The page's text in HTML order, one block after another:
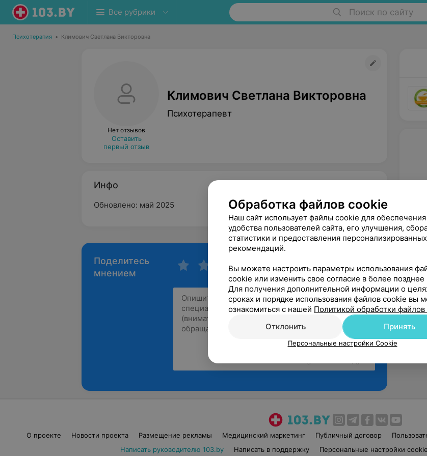
Все рубрики Поиск по сайту
Психотерапия • Климович Светлана Викторовна
Нет отзывов
Оставить
первый отзыв
Климович Светлана Викторовна
Психотерапевт
Инфо
Обновлено: май 2025
Поделитесь
мнением
О проекте Новости проекта Размещение рекламы Медицинский маркетинг Публичный договор
Написать руководителю 103.by
Написать в поддержку Персональные настройки cookie
Обработка файлов cookie
Наш сайт использует файлы cookie для обеспечения
удобства пользователей сайта, его улучшения,
статистики и предоставления персонализированных
рекомендаций.
Вы можете настроить параметры использования
cookie или изменить свое согласие в более позднее
Для получения дополнительной информации о
сроках и порядке использования файлов cookie вы
ознакомиться с нашей Политикой обработки
Отклонить
Принять
Персональные настройки Cookie